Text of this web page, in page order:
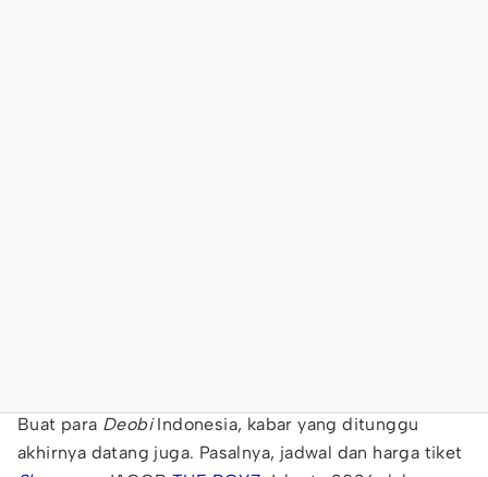
Buat para DeobiIndonesia, kabar yang ditunggu
akhirnya datang juga. Pasalnya, jadwal dan harga tiket